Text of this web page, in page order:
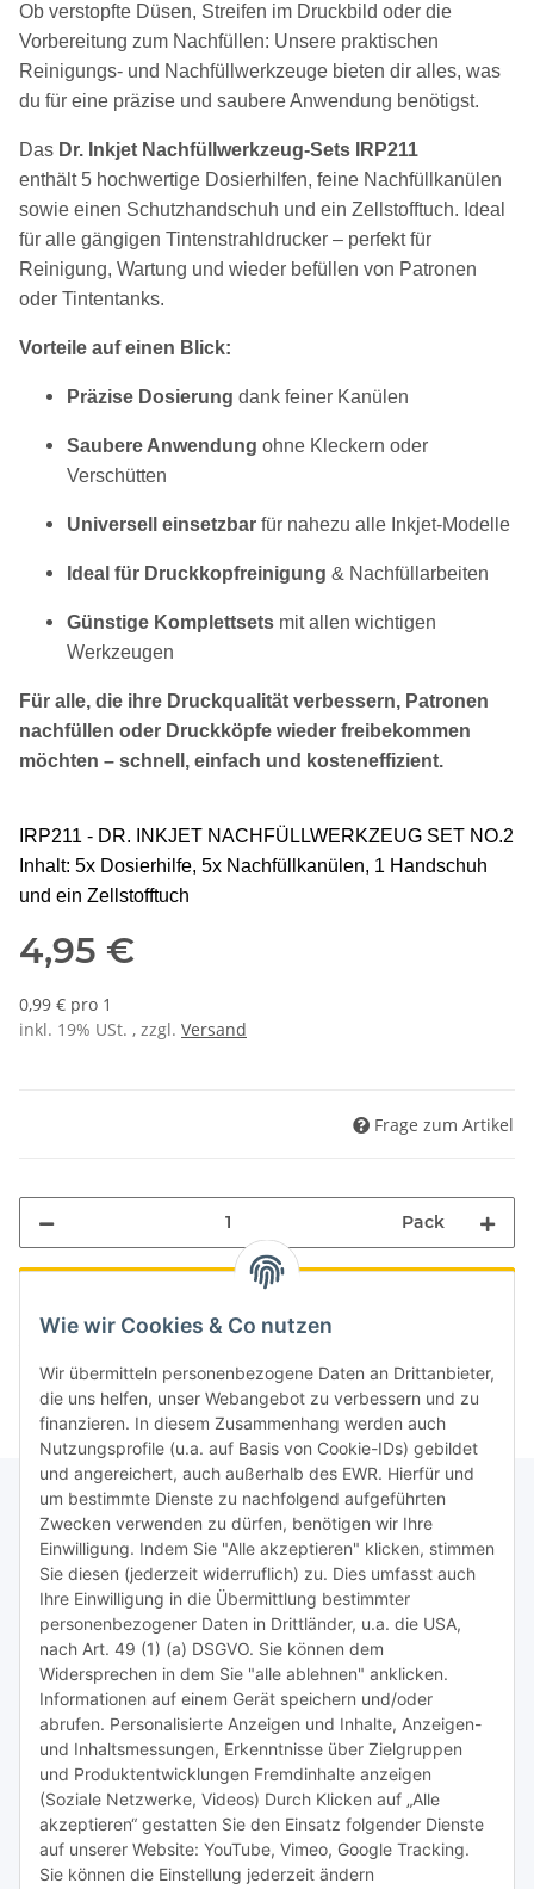
Ob verstopfte Düsen, Streifen im Druckbild oder die
Vorbereitung zum Nachfüllen: Unsere praktischen
Reinigungs‑ und Nachfüllwerkzeuge bieten dir alles, was
du für eine präzise und saubere Anwendung benötigst.
Das
enthält 5 hochwertige Dosierhilfen, feine Nachfüllkanülen
sowie einen Schutzhandschuh und ein Zellstofftuch. Ideal
für alle gängigen Tintenstrahldrucker – perfekt für
Reinigung, Wartung und wieder befüllen von Patronen
oder Tintentanks.
Vorteile auf einen Blick:
Präzise Dosierung dank feiner Kanülen
Saubere Anwendung ohne Kleckern oder
Verschütten
Universell einsetzbar für nahezu alle Inkjet‑Modelle
Ideal für Druckkopfreinigung & Nachfüllarbeiten
Günstige Komplettsets mit allen wichtigen
Werkzeugen
Für alle, die ihre Druckqualität verbessern, Patronen
nachfüllen oder Druckköpfe wieder freibekommen
möchten – schnell, einfach und kosteneffizient.
IRP211 - DR. INKJET NACHFÜLLWERKZEUG SET NO.2
Inhalt: 5x Dosierhilfe, 5x Nachfüllkanülen, 1 Handschuh
und ein Zellstofftuch
4,95 €
0,99 € pro 1
inkl. 19% USt. , zzgl. Versand
Frage zum Artikel
Pack
TiDis Lizenzsystem
Meist besuchte Seiten:
Tipps & Tricks rund um Sublimation
TiDis Videos auf Youtube
Nachfüllpreise für Druckerpatronen
Refillservice Patronen verpacken
TiDis Druckerwerkstatt
TiDis PC & Notebookwerkstatt
Wie wir Cookies & Co nutzen
Wir übermitteln personenbezogene Daten an Drittanbieter,
die uns helfen, unser Webangebot zu verbessern und zu
finanzieren. In diesem Zusammenhang werden auch
Nutzungsprofile (u.a. auf Basis von Cookie-IDs) gebildet
und angereichert, auch außerhalb des EWR. Hierfür und
um bestimmte Dienste zu nachfolgend aufgeführten
Zwecken verwenden zu dürfen, benötigen wir Ihre
Einwilligung. Indem Sie "Alle akzeptieren" klicken, stimmen
Sie diesen (jederzeit widerruflich) zu. Dies umfasst auch
Ihre Einwilligung in die Übermittlung bestimmter
personenbezogener Daten in Drittländer, u.a. die USA,
nach Art. 49 (1) (a) DSGVO. Sie können dem
Widersprechen in dem Sie "alle ablehnen" anklicken.
Informationen auf einem Gerät speichern und/oder
abrufen. Personalisierte Anzeigen und Inhalte, Anzeigen-
und Inhaltsmessungen, Erkenntnisse über Zielgruppen
und Produktentwicklungen Fremdinhalte anzeigen
(Soziale Netzwerke, Videos) Durch Klicken auf „Alle
akzeptieren“ gestatten Sie den Einsatz folgender Dienste
auf unserer Website: YouTube, Vimeo, Google Tracking.
Sie können die Einstellung jederzeit ändern